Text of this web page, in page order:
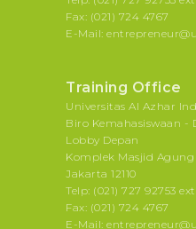
Fax: (021) 724 4767
E-Mail:
Training Office
Universitas Al Azhar
Biro Kemahasiswaan -
Lobby Depan
Komplek Masjid Agung
Jakarta 12110
Telp: (021) 727 92753
Fax: (021) 724 4767
E-Mail: